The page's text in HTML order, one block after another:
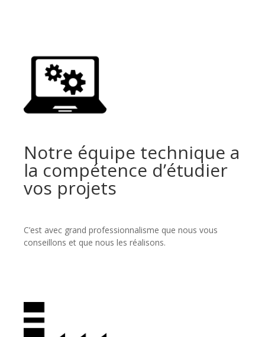
Notre équipe technique a
la compétence d’étudier
vos projets
C’est avec grand professionnalisme que nous vous
conseillons et que nous les réalisons.